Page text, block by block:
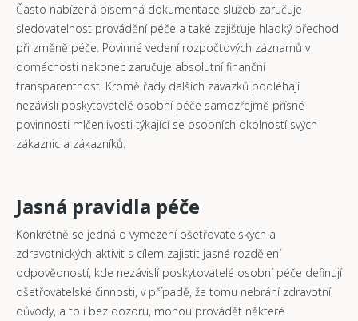
Často nabízená písemná dokumentace služeb zaručuje
sledovatelnost provádění péče a také zajišťuje hladký přechod
při změně péče. Povinné vedení rozpočtových záznamů v
domácnosti nakonec zaručuje absolutní finanční
transparentnost. Kromě řady dalších závazků podléhají
nezávislí poskytovatelé osobní péče samozřejmě přísné
povinnosti mlčenlivosti týkající se osobních okolností svých
zákaznic a zákazníků.
Jasná pravidla péče
Konkrétně se jedná o vymezení ošetřovatelských a
zdravotnických aktivit s cílem zajistit jasné rozdělení
odpovědností, kde nezávislí poskytovatelé osobní péče definují
ošetřovatelské činnosti, v případě, že tomu nebrání zdravotní
důvody, a to i bez dozoru, mohou provádět některé